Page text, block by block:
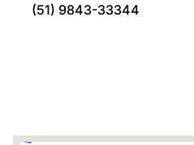
(51) 9843-33344